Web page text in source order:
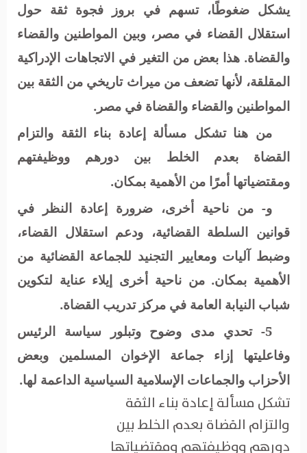
يشكل ضغوطًا، تسهم في بروز فجوة ثقة حول
استقلال القضاء في مصر، وبين المواطنين والقضاء
والقضاة. هذا بعض من التغير في الاتجاهات الإدراكية
المقلقة، لأنها تضعف من ميراث تاريخي من الثقة بين
المواطنين والقضاء والقضاة في مصر.
من هنا تشكل مسألة إعادة بناء الثقة والتزام
القضاة بعدم الخلط بين دورهم ووظيفتهم
ومقتضياتها أمرًا من الأهمية بمكان.
و- من ناحية أخرى، ضرورة إعادة النظر في
قوانين السلطة القضائية، ودعم استقلال القضاء،
وضبط آليات ومعايير التجنيد للجماعة القضائية من
الأهمية بمكان. من ناحية أخرى إيلاء عناية لتكوين
شباب النيابة العامة في مركز تدريب القضاة.
5- تحدي مدى وضوح وتبلور سياسة الرئيس
وفاعليتها إزاء جماعة الإخوان المسلمين وبعض
الأحزاب والجماعات الإسلامية السياسية الداعمة لها.
تشكل مسألة إعادة بناء الثقة
والتزام القضاة بعدم الخلط بين
دورهم ووظيفتهم ومقتضياتها